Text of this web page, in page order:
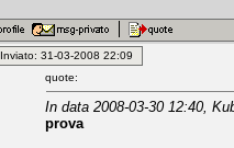
Inviato: 31-03-2008 22:09
quote:
In data 2008-03-30 12:40,
prova